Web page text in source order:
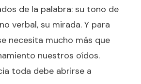
de la palabra: su tono de
verbal, su mirada. Y para
necesita mucho más que
nuestros oídos.
toda debe abrirse a